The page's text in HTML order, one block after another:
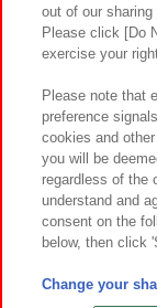
プライバシーポリ
お取引先
カスタマーハラス
out of our
Please click [Do
exercise your
Please note that
preference
cookies and
you will be
regardless of the
understand and
consent on the
below, then click
Change your